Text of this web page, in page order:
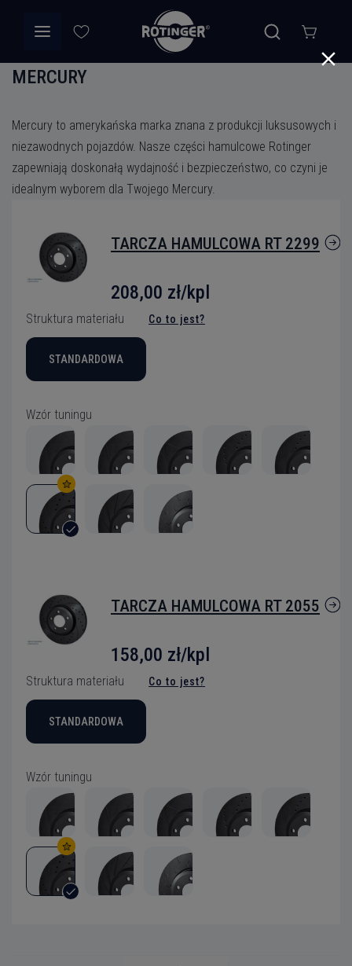
MERCURY
Mercury to amerykańska marka znana z produkcji luksusowych i
niezawodnych pojazdów. Nasze części hamulcowe Rotinger
zapewniają doskonałą wydajność i bezpieczeństwo, co czyni je
idealnym wyborem dla Twojego Mercury.
TARCZA HAMULCOWA RT 2299
208,00 zł/kpl
Struktura materiału Co to jest?
STANDARDOWA
Wzór tuningu
TARCZA HAMULCOWA RT 2055
158,00 zł/kpl
Struktura materiału Co to jest?
STANDARDOWA
Wzór tuningu
Przeczytałem i akceptuję Warunki i Politykę
prywatności
*
Wyślij Zapytanie
Gotowe
Zarejestruj się tutaj
Korzyści z własnego konta:
- szybsze zamówienia - twoje dane będą zapisane w systemie;
- uzyskasz szybki dostęp do historii zamówień.